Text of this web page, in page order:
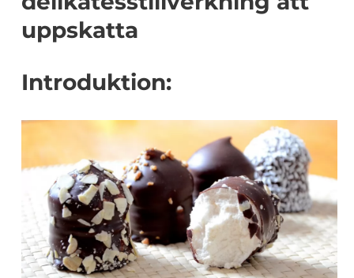
uppskatta
Introduktion: